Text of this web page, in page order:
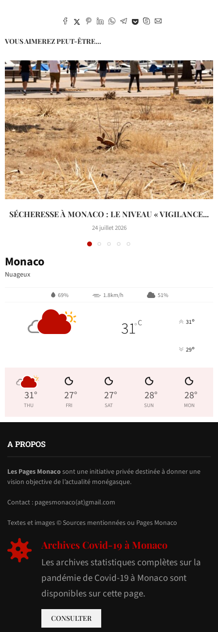
VOUS AIMEREZ PEUT-ÊTRE...
SÉCHERESSE À MONACO : LE NIVEAU « VIGILANCE...
24 juillet 2026
Monaco
Nuageux
69% 1.8km/h 51%
31°C 31°
29°
31°
THU
27°
FRI
27°
SAT
28°
SUN
28°
MON
A PROPOS
Les Pages Monacosont une initiative privée destinée à donner une
vision objective de l’actualité monégasque.
Contact : pagesmonaco(at)gmail.com
Textes et images © Sources mentionnées ou Pages Monaco
Archives Covid-19 à Monaco
Les archives statistiques complètes sur la
pandémie de Covid-19 à Monaco sont
disponibles sur cette page.
CONSULTER